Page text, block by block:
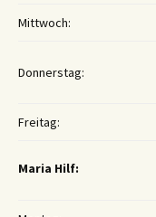
Mittwoch:
Donnerstag:
Freitag:
Maria Hilf: